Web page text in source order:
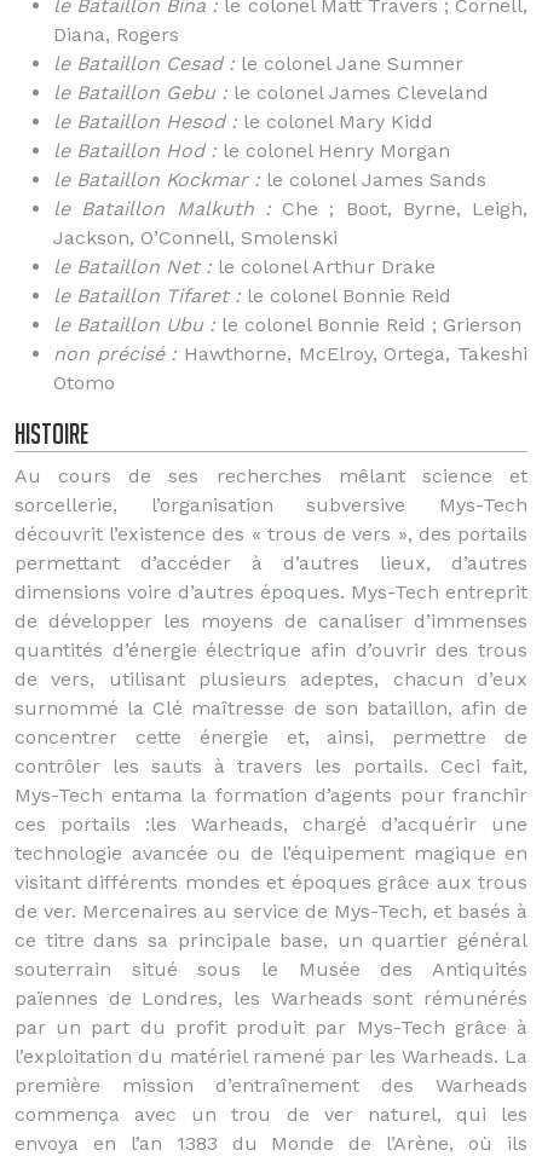
le Bataillon Bina : le colonel Matt Travers ; Cornell,
Diana, Rogers
le Bataillon Cesad : le colonel Jane Sumner
le Bataillon Gebu : le colonel James Cleveland
le Bataillon Hesod : le colonel Mary Kidd
le Bataillon Hod : le colonel Henry Morgan
le Bataillon Kockmar : le colonel James Sands
le Bataillon Malkuth :Che ; Boot, Byrne, Leigh,
Jackson, O’Connell, Smolenski
le Bataillon Net : le colonel Arthur Drake
le Bataillon Tifaret : le colonel Bonnie Reid
le Bataillon Ubu : le colonel Bonnie Reid ; Grierson
non précisé : Hawthorne, McElroy, Ortega, Takeshi
Otomo
Histoire
Au cours de ses recherches mêlant science et
sorcellerie, l’organisation subversive Mys-Tech
découvrit l’existence des « trous de vers », des portails
permettant d’accéder à d’autres lieux, d’autres
dimensions voire d’autres époques. Mys-Tech entreprit
de développer les moyens de canaliser d’immenses
quantités d’énergie électrique afin d’ouvrir des trous
de vers, utilisant plusieurs adeptes, chacun d’eux
surnommé la Clé maîtresse de son bataillon, afin de
concentrer cette énergie et, ainsi, permettre de
contrôler les sauts à travers les portails. Ceci fait,
Mys-Tech entama la formation d’agents pour franchir
ces portails :les Warheads, chargé d’acquérir une
technologie avancée ou de l’équipement magique en
visitant différents mondes et époques grâce aux trous
de ver. Mercenaires au service de Mys-Tech, et basés à
ce titre dans sa principale base, un quartier général
souterrain situé sous le Musée des Antiquités
païennes de Londres, les Warheads sont rémunérés
par un part du profit produit par Mys-Tech grâce à
l’exploitation du matériel ramené par les Warheads. La
première mission d’entraînement des Warheads
commença avec un trou de ver naturel, qui les
envoya en l’an 1383 du Monde de l’Arène, où ils